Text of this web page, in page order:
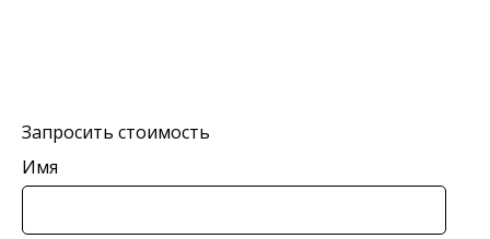
Запросить стоимость
Имя